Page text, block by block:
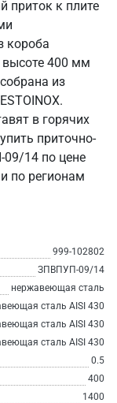
приток к плите
короба
400 мм
из
в горячих
приточно-
14 по цене
по регионам
999-102802
ЗПВПУП-09/14
нержавеющая сталь
сталь AISI 430
сталь AISI 430
сталь AISI 430
0.5
400
1400